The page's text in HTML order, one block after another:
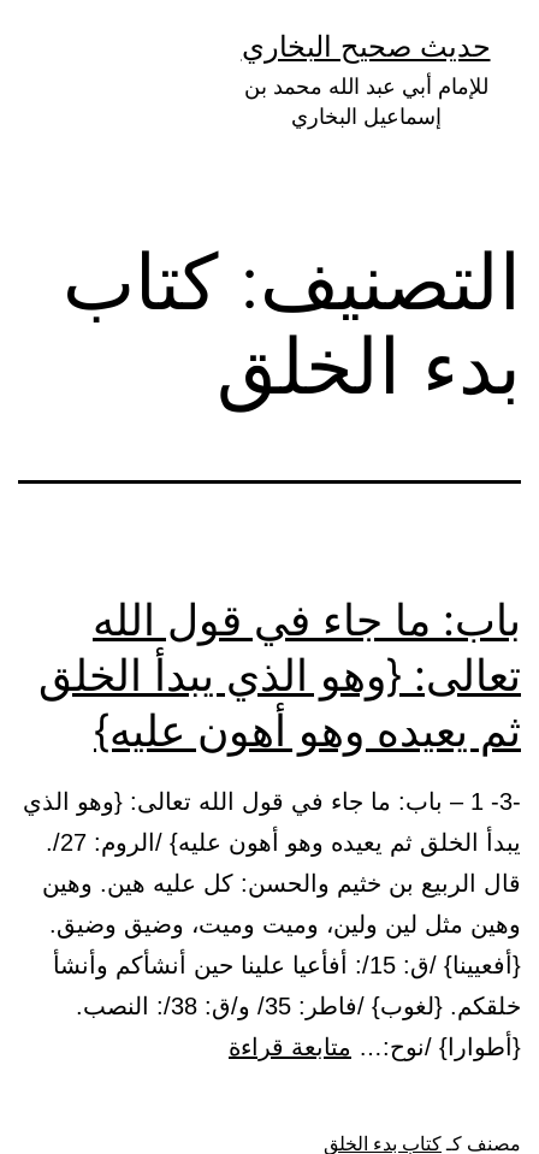
المحتوى
حديث صحيح البخاري
للإمام أبي عبد الله محمد بن
إسماعيل البخاري
التصنيف:كتاب
بدء الخلق
باب: ما جاء في قول الله
تعالى: {وهو الذي يبدأ الخلق
ثم يعيده وهو أهون عليه}
-3- 1 – باب: ما جاء في قول الله تعالى: {وهو الذي
يبدأ الخلق ثم يعيده وهو أهون عليه} /الروم: 27/.
قال الربيع بن خثيم والحسن: كل عليه هين. وهين
وهين مثل لين ولين، وميت وميت، وضيق وضيق.
{أفعيينا} /ق: 15/: أفأعيا علينا حين أنشأكم وأنشأ
خلقكم. {لغوب} /فاطر: 35/ و/ق: 38/: النصب.
{أطوارا} /نوح:… متابعة قراءة
مصنف كـكتاب بدء الخلق